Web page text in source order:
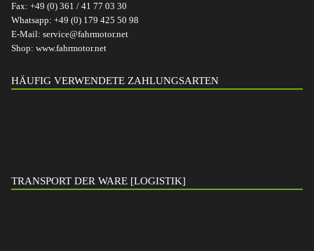
Fax: +49 (0) 361 / 41 77 03 30
Whatsapp: +49 (0) 179 425 50 98
E-Mail: service@fahrmotor.net
Shop: www.fahrmotor.net
HÄUFIG VERWENDETE ZAHLUNGSARTEN
TRANSPORT DER WARE [LOGISTIK]